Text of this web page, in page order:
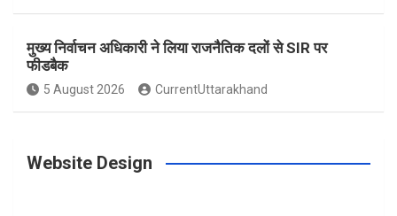
मुख्य निर्वाचन अधिकारी ने लिया राजनैतिक दलों से SIR पर
फीडबैक
5 August 2026 CurrentUttarakhand
Website Design